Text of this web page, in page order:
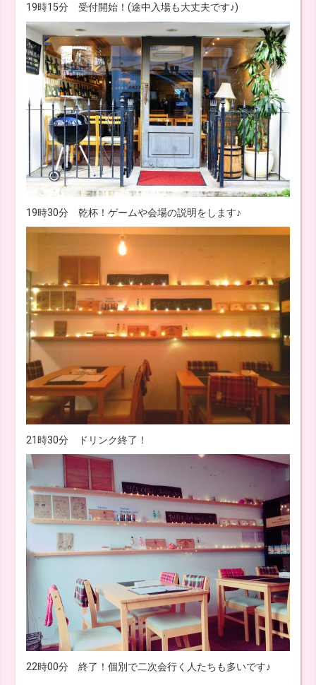
19時15分 受付開始！(途中入場も大丈夫です♪)
19時30分 乾杯！ゲームや会場の説明をします♪
21時30分 ドリンク終了！
22時00分 終了！個別で二次会行く人たちも多いです♪